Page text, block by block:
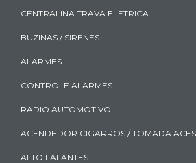
CENTRALINA TRAVA ELETRICA
BUZINAS / SIRENES
ALARMES
CONTROLE ALARMES
RADIO AUTOMOTIVO
ACENDEDOR CIGARROS / TOMADA
ALTO FALANTES